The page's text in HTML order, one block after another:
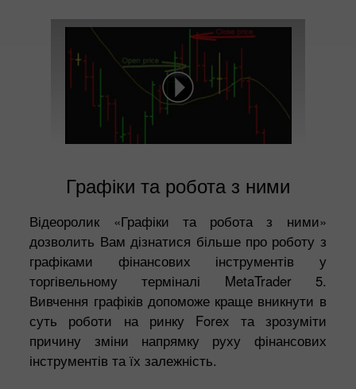
Графіки та робота з ними
Відеоролик «Графіки та робота з ними»
дозволить Вам дізнатися більше про роботу з
графіками фінансових інструментів у
торгівельному терміналі MetaTrader 5.
Вивчення графіків допоможе краще вникнути в
суть роботи на ринку Forex та зрозуміти
причину зміни напрямку руху фінансових
інструментів та їх залежність.